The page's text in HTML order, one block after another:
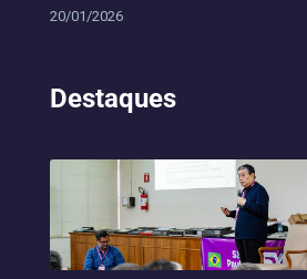
20/01/2026
Destaques